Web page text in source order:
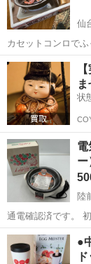
仙
カセットコンロで
https://
amp/ 利府町まで
宮城 宮城郡
状
電
ー
陸
通電確認済です。 初めまして、株式会社カタヅケヤです。 この度は商
品のご検討頂き、誠にあり
ロフィール欄・下記
引可能時間や場所
宮城 仙台市
●